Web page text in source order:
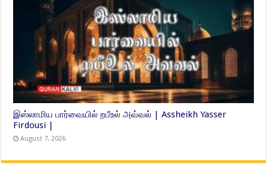
இஸ்லாமிய பார்வையில் றபீஉல் அவ்வல் | Assheikh Yasser
Firdousi |
August 7, 2026